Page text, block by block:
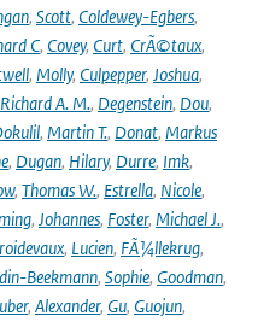
, Scott, Coldewey-Egbers,
C, Covey, Curt, CrÃ©taux,
, Molly, Culpepper, Joshua,
Richard A. M., Degenstein, Dou,
, Martin T., Donat, Markus
, Dugan, Hilary, Durre, Imk,
, Thomas W., Estrella, Nicole,
, Johannes, Foster, Michael J.,
, Lucien, FÃ¼llekrug,
Beekmann, Sophie, Goodman,
, Alexander, Gu, Guojun,